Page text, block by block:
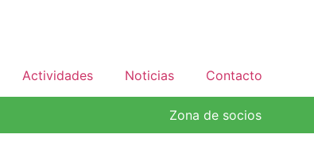
Actividades Noticias Contacto
Zona de socios